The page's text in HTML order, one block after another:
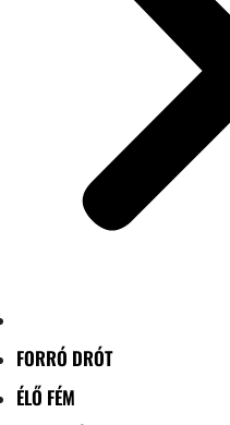
FORRÓ DRÓT
ÉLŐ FÉM